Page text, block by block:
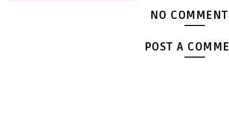
NO
POST A